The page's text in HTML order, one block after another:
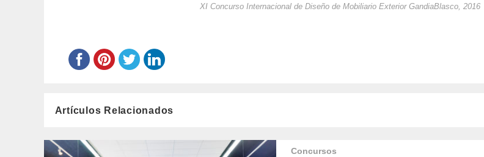
XI Concurso Internacional de Diseño de Mobiliario Exterior GandiaBlasco, 2016
Artículos Relacionados
Concursos